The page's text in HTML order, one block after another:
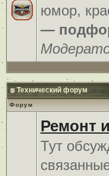
юмор,
—
Технический форум
Форум
Ремонт
Тут